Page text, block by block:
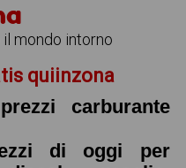
mondo intorno
quiinzona
carburante
di oggi per